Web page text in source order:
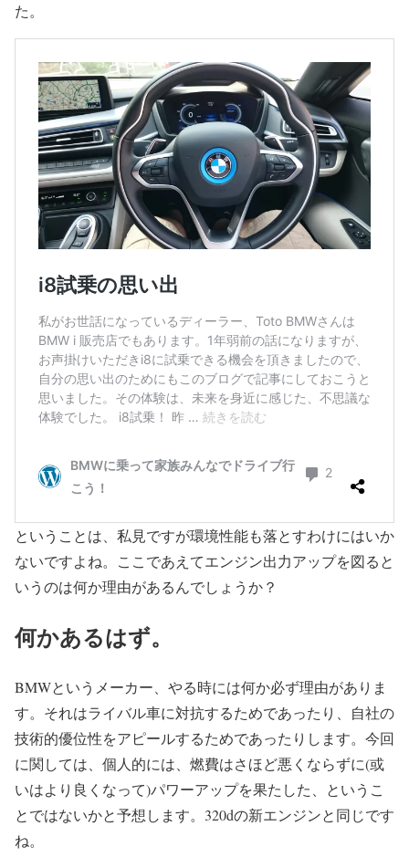
た。
ということは、私見ですが環境性能も落とすわけにはいか
ないですよね。ここであえてエンジン出力アップを図ると
いうのは何か理由があるんでしょうか？
何かあるはず。
BMWというメーカー、やる時には何か必ず理由がありま
す。それはライバル車に対抗するためであったり、自社の
技術的優位性をアピールするためであったりします。今回
に関しては、個人的には、燃費はさほど悪くならずに(或
いはより良くなって)パワーアップを果たした、というこ
とではないかと予想します。320dの新エンジンと同じです
ね。